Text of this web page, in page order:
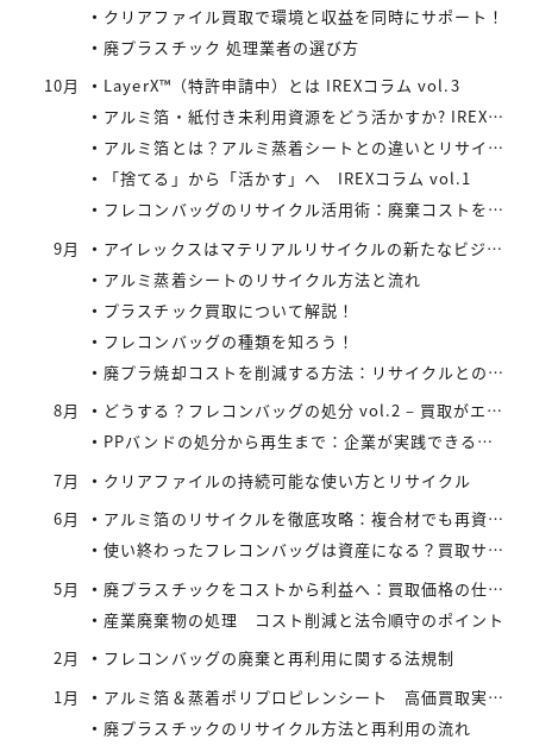
クリアファイル買取で環境と収益を同時にサポート！
廃プラスチック 処理業者の選び方
10月
LayerX™（特許申請中）とは IREXコラム vol.3
アルミ箔・紙付き未利用資源をどう活かすか? IREXコラム vol.2
アルミ箔とは？アルミ蒸着シートとの違いとリサイクルの取り組み
「捨てる」から「活かす」へ IREXコラム vol.1
フレコンバッグのリサイクル活用術：廃棄コストを減らす具体策とは
9月
アイレックスはマテリアルリサイクルの新たなビジネスに着手
アルミ蒸着シートのリサイクル方法と流れ
プラスチック買取について解説！
フレコンバッグの種類を知ろう！
廃プラ焼却コストを削減する方法：リサイクルとの比較で見えてくる最適解
8月
どうする？フレコンバッグの処分 vol.2 – 買取がエコにつながる
PPバンドの処分から再生まで：企業が実践できるコスト効率の高い手法
7月
クリアファイルの持続可能な使い方とリサイクル
6月
アルミ箔のリサイクルを徹底攻略：複合材でも再資源化できる最新手法とアイレックス株式会社の取り組み
使い終わったフレコンバッグは資産になる？買取サービスを活用したリサイクル戦略
5月
廃プラスチックをコストから利益へ：買取価格の仕組みと高値で売るコツ
産業廃棄物の処理 コスト削減と法令順守のポイント
2月
フレコンバッグの廃棄と再利用に関する法規制
1月
アルミ箔＆蒸着ポリプロピレンシート 高価買取実施中
廃プラスチックのリサイクル方法と再利用の流れ